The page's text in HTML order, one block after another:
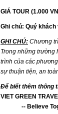
GIÁ TOUR (1.000
Ghi chú: Quý khách
GHI CHÚ: Chương
Trong những trường
trình của các
sự thuận tiện, an
Để biết thêm thông
VIET GREEN
-- Believe